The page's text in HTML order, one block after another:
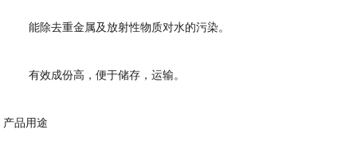
能除去重金属及放射性物质对水的污染。
有效成份高，便于储存，运输。
产品用途